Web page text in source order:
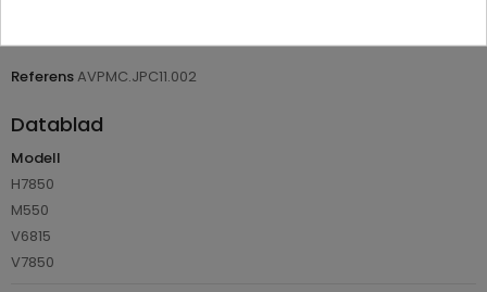
ReferensAVPMC.JPC11.002
Datablad
Modell
H7850
M550
V6815
V7850